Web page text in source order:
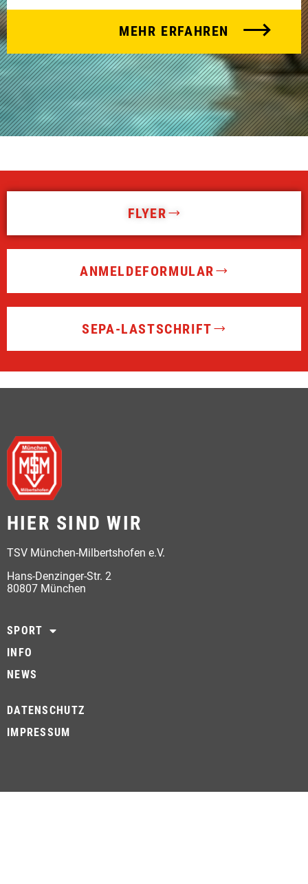
MEHR ERFAHREN
FLYER
ANMELDEFORMULAR
SEPA-LASTSCHRIFT
HIER SIND WIR
TSV München-Milbertshofen e.V.
Hans-Denzinger-Str. 2
80807 München
SPORT
INFO
NEWS
DATENSCHUTZ
IMPRESSUM